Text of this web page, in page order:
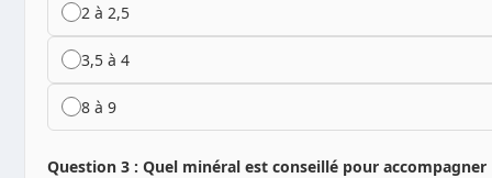
2 à 2,5
3,5 à 4
8 à 9
Question 3 : Quel minéral est conseillé pour